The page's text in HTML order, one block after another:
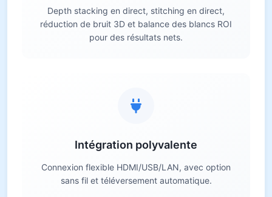
Depth stacking en direct, stitching en direct,
réduction de bruit 3D et balance des blancs ROI
pour des résultats nets.
Intégration polyvalente
Connexion flexible HDMI/USB/LAN, avec option
sans fil et téléversement automatique.